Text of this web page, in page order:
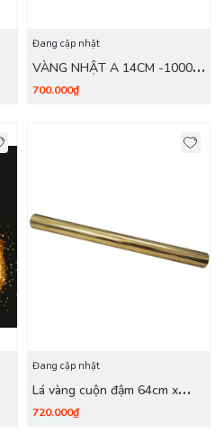
Đang cập nhật
VÀNG NHẬT A 14CM -1000
LÁ QUỲ ĐÔI
700.000₫
Đang cập nhật
Lá vàng cuộn đậm 64cm x
120m (黄金) 406-2
720.000₫